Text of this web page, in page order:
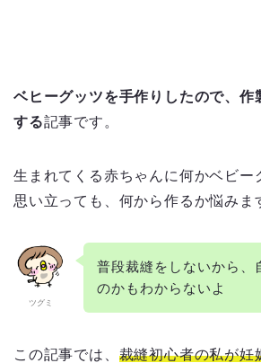
ベヒーグッツを手作りしたので、作
する記事です。
生まれてくる赤ちゃんに何かベビー
思い立っても、何から作るか悩みま
ツグミ
普段裁縫をしないから、
のかもわからないよ
この記事では、 裁縫初心者の私が妊